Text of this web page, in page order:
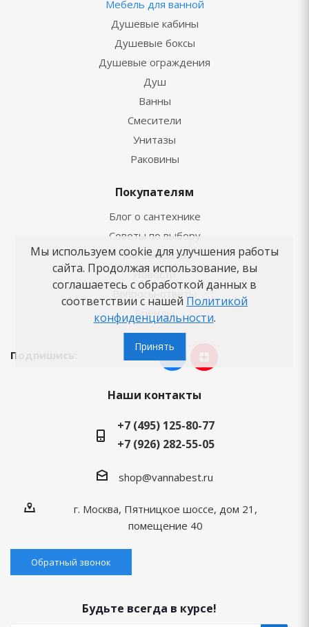
Мебель для ванной
Душевые кабины
Душевые боксы
Душевые ограждения
Душ
Ванны
Смесители
Унитазы
Раковины
Покупателям
Блог о сантехнике
Советы по выбору
Как заказать
Новости
Вопросы-ответы
Бренды
Подпишись:
Наши контакты
+7 (495) 125-80-77
+7 (926) 282-55-05
shop@vannabest.ru
г. Москва, Пятницкое шоссе, дом 21,
помещение 40
Обратный звонок
Будьте всегда в курсе!
Мы используем cookie для улучшения работы
сайта. Продолжая использование, вы
соглашаетесь с обработкой данных в
соответствии с нашей Политикой
конфиденциальности.
Принять